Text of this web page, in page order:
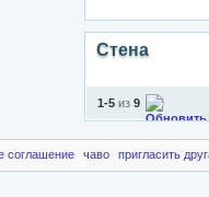
Стена
1-5 из 9
соглашение чаво пригласить